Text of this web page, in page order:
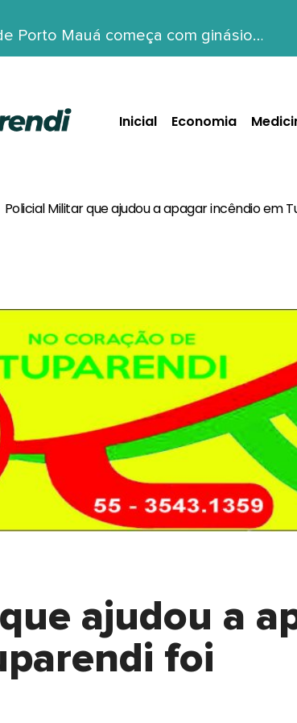
Porto Mauá começa com ginásio…
Inicial Economia
Policial Militar que ajudou a apagar incêndio em
ajudou a
foi